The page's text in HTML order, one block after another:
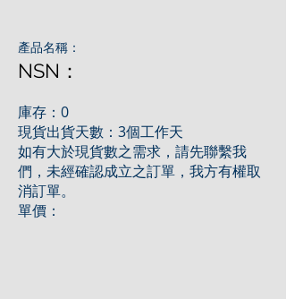
產品名稱：
NSN：
庫存：0
現貨出貨天數：3個工作天
如有大於現貨數之需求，請先聯繫我
們，未經確認成立之訂單，我方有權取
消訂單。
單價：